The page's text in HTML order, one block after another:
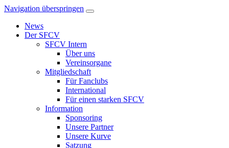
Navigation überspringen
News
Der SFCV
SFCV Intern
Über uns
Vereinsorgane
Mitgliedschaft
Für Fanclubs
International
Für einen starken SFCV
Information
Sponsoring
Unsere Partner
Unsere Kurve
Satzung